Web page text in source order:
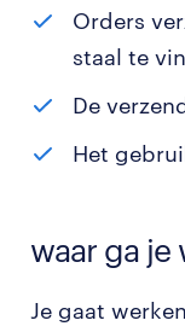
Orders
staal te
De
Het
waar ga je
Je gaat